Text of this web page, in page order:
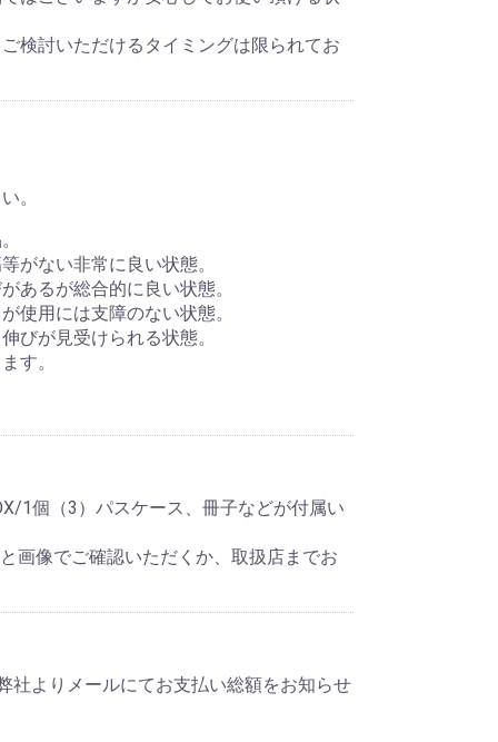
検討いただけるタイミングは限られてお
。
がない非常に良い状態。
あるが総合的に良い状態。
使用には支障のない状態。
びが見受けられる状態。
す。
1個（3）パスケース、冊子などが付属い
画像でご確認いただくか、取扱店までお
社よりメールにてお支払い総額をお知らせ